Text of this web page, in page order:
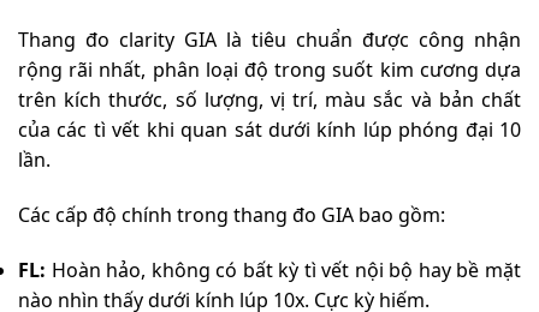
Thang đo clarity GIA là tiêu chuẩn được công nhận
rộng rãi nhất, phân loại độ trong suốt kim cương dựa
trên kích thước, số lượng, vị trí, màu sắc và bản chất
của các tì vết khi quan sát dưới kính lúp phóng đại 10
lần.
Các cấp độ chính trong thang đo GIA bao gồm:
FL: Hoàn hảo, không có bất kỳ tì vết nội bộ hay bề mặt
nào nhìn thấy dưới kính lúp 10x. Cực kỳ hiếm.